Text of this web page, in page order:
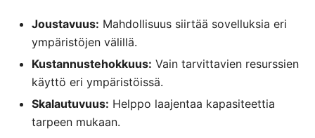
Joustavuus: Mahdollisuus siirtää sovelluksia eri
ympäristöjen välillä.
Kustannustehokkuus: Vain tarvittavien resurssien
käyttö eri ympäristöissä.
Skalautuvuus: Helppo laajentaa kapasiteettia
tarpeen mukaan.